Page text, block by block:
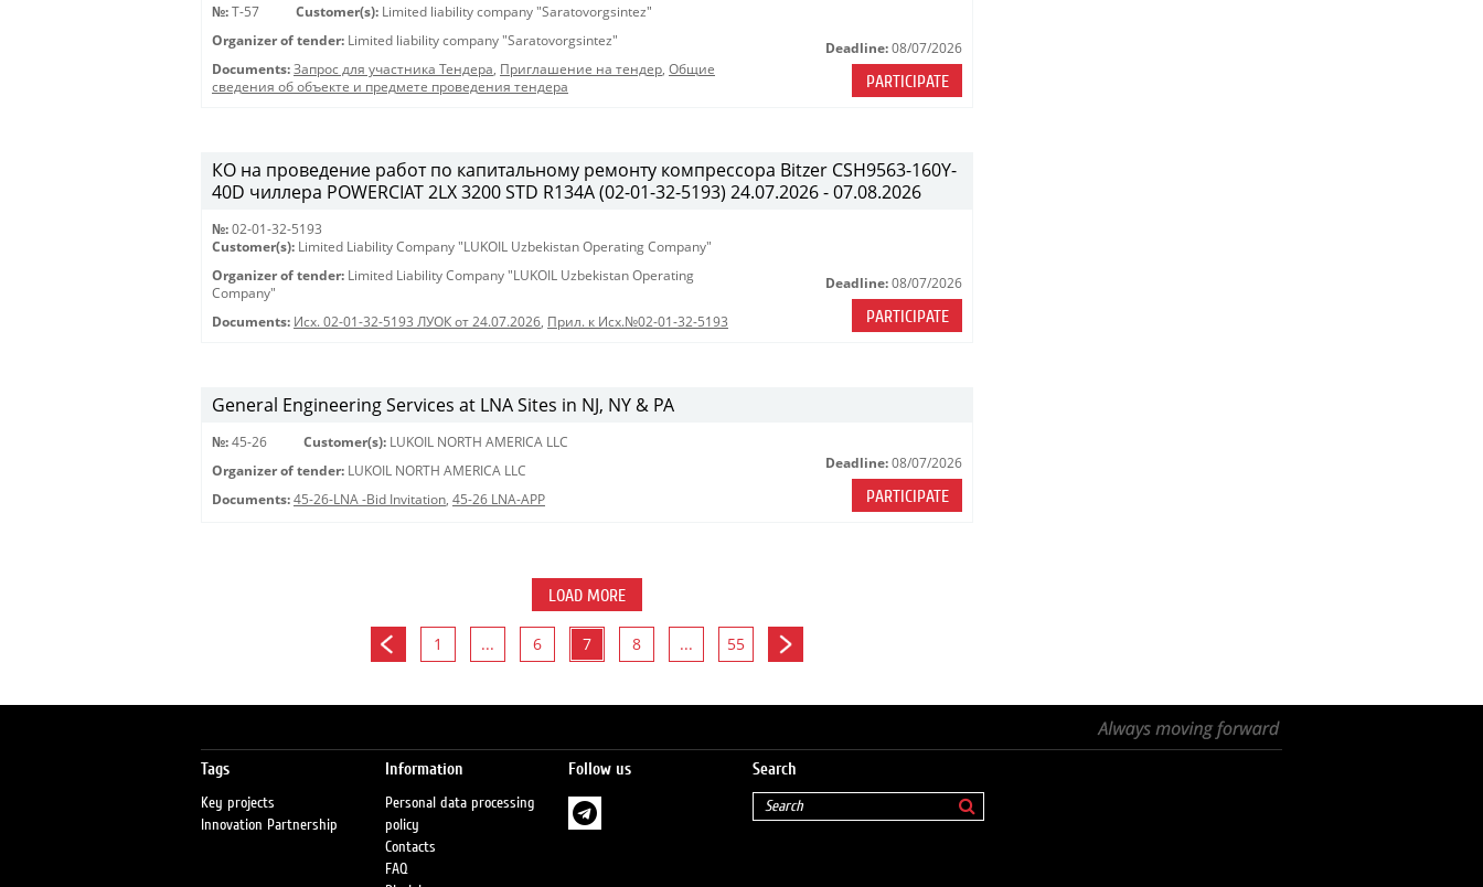
№: T-57 Customer(s): Limited liability company "Saratovorgsintez"
Organizer of tender: Limited liability company "Saratovorgsintez"
Documents: Запрос для участника Тендера, Приглашение на тендер, Общие
сведения об объекте и предмете проведения тендера
Deadline: 08/07/2026
PARTICIPATE
КО на проведение работ по капитальному ремонту компрессора Bitzer CSH9563-160Y-
40D чиллера POWERCIAT 2LX 3200 STD R134A (02-01-32-5193) 24.07.2026 - 07.08.2026
№: 02-01-32-5193
Customer(s): Limited Liability Company "LUKOIL Uzbekistan Operating Company"
Organizer of tender: Limited Liability Company "LUKOIL Uzbekistan Operating
Company"
Documents: Исх. 02-01-32-5193 ЛУОК от 24.07.2026, Прил. к Исх.№02-01-32-5193
Deadline: 08/07/2026
PARTICIPATE
General Engineering Services at LNA Sites in NJ, NY & PA
№: 45-26 Customer(s): LUKOIL NORTH AMERICA LLC
Organizer of tender: LUKOIL NORTH AMERICA LLC
Documents: 45-26-LNA -Bid Invitation, 45-26 LNA-APP
Deadline: 08/07/2026
PARTICIPATE
LOAD MORE
1 ... 6 7 8 ... 55
Tags
Key projects
Innovation Partnership
Information
Personal data processing
policy
Contacts
FAQ
Follow us Search